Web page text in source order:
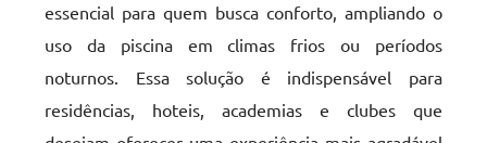
essencial para quem busca conforto, ampliando o
uso da piscina em climas frios ou períodos
noturnos. Essa solução é indispensável para
residências, hoteis, academias e clubes que